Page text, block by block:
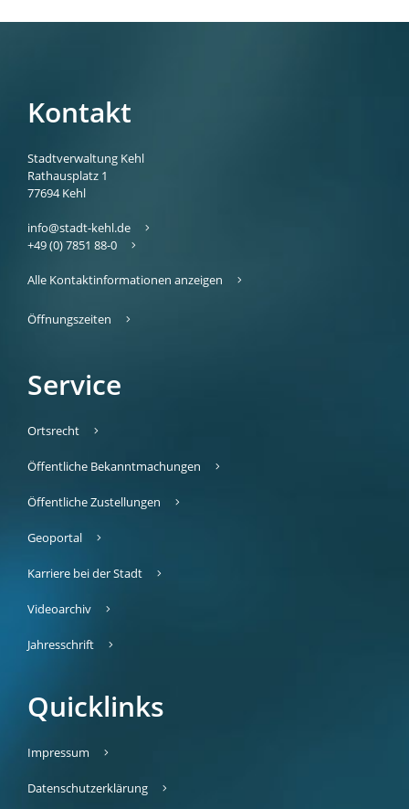
Kontakt
Stadtverwaltung Kehl
Rathausplatz 1
77694 Kehl
info@stadt-kehl.de
+49 (0) 7851 88-0
Alle Kontaktinformationen anzeigen
Öffnungszeiten
Service
Ortsrecht
Öffentliche Bekanntmachungen
Öffentliche Zustellungen
Geoportal
Karriere bei der Stadt
Videoarchiv
Jahresschrift
Quicklinks
Impressum
Datenschutzerklärung